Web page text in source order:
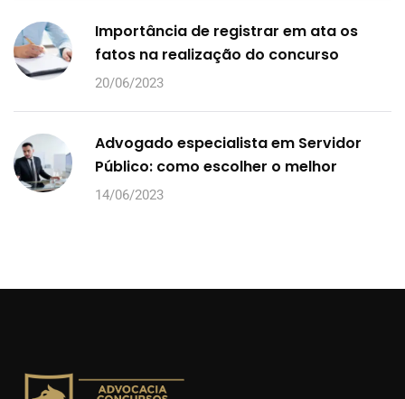
Importância de registrar em ata os
fatos na realização do concurso
20/06/2023
Advogado especialista em Servidor
Público: como escolher o melhor
14/06/2023